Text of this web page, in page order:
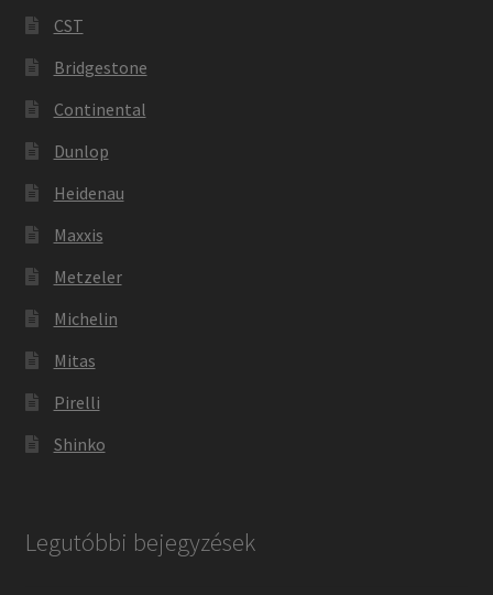
CST
Bridgestone
Continental
Dunlop
Heidenau
Maxxis
Metzeler
Michelin
Mitas
Pirelli
Shinko
Legutóbbi bejegyzések